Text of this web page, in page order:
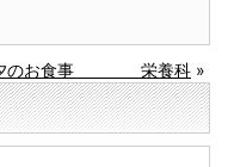
のお食事 栄養科 »